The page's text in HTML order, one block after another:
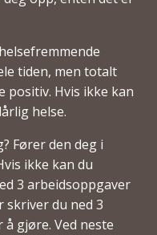
tiden, men totalt
positiv. Hvis ikke kan
helse.
Fører den deg i
ikke kan du
3 arbeidsoppgaver
skriver du ned 3
gjøre. Ved neste